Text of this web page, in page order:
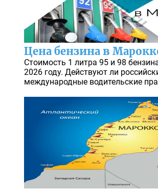
Цена бензина в
Стоимость 1 литра 95 и 98
2026 году. Действуют ли
международные водительские